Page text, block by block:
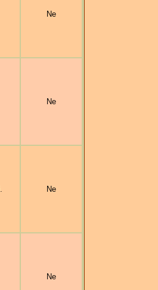
Ne
Ne
Ne
Ne